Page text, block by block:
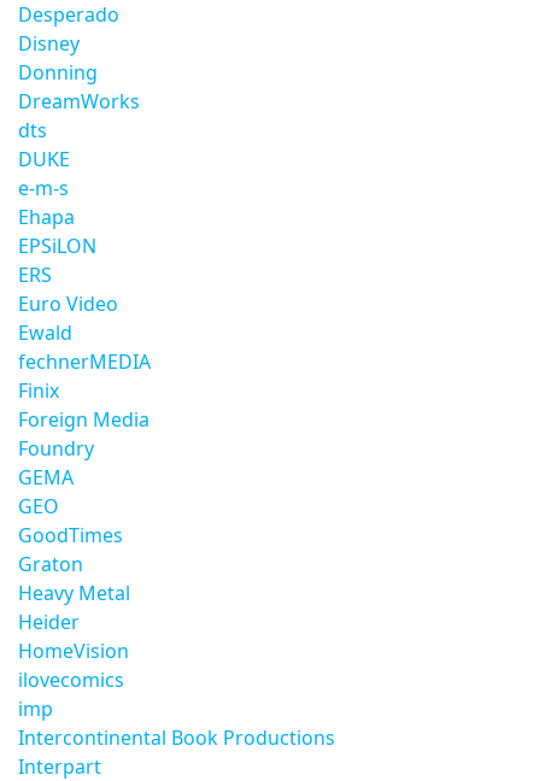
Desperado
Disney
Donning
DreamWorks
dts
DUKE
e-m-s
Ehapa
EPSiLON
ERS
Euro Video
Ewald
fechnerMEDIA
Finix
Foreign Media
Foundry
GEMA
GEO
GoodTimes
Graton
Heavy Metal
Heider
HomeVision
ilovecomics
imp
Intercontinental Book Productions
Interpart